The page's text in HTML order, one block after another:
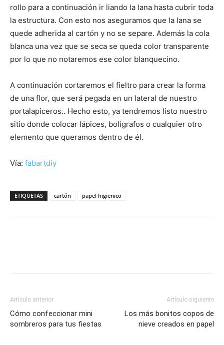
rollo para a continuación ir liando la lana hasta cubrir toda
la estructura. Con esto nos aseguramos que la lana se
quede adherida al cartón y no se separe. Además la cola
blanca una vez que se seca se queda color transparente
por lo que no notaremos ese color blanquecino.
A continuación cortaremos el fieltro para crear la forma
de una flor, que será pegada en un lateral de nuestro
portalapiceros.. Hecho esto, ya tendremos listo nuestro
sitio donde colocar lápices, bolígrafos o cualquier otro
elemento que queramos dentro de él.
Vía: fabartdiy
ETIQUETAS cartón papel higienico
Artículo anterior
Cómo confeccionar mini
sombreros para tus fiestas
Artículo siguiente
Los más bonitos copos de
nieve creados en papel